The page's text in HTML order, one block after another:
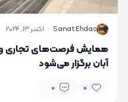
S
Sanat Ehdas
· اکتبر 13, 2024
همایش فرصت‌های تجاری و
آبان برگزار می‌شود
0
0